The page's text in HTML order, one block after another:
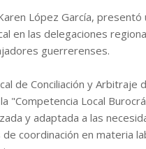
López García, presentó
en las delegaciones
guerrerenses.
de Conciliación y Arbitraje
"Competencia Local
y adaptada a las
coordinación en materia